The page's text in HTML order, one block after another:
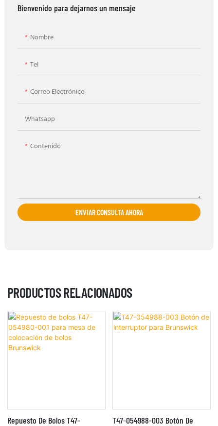
Bienvenido para dejarnos un mensaje
Nombre
Tel
Correo Electrónico
Whatsapp
Contenido
ENVIAR CONSULTA AHORA
PRODUCTOS RELACIONADOS
Repuesto De Bolos T47- T47-054988-003 Botón De